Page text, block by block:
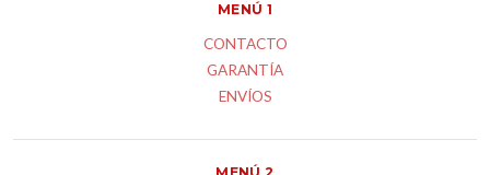
MENÚ 1
CONTACTO
GARANTÍA
ENVÍOS